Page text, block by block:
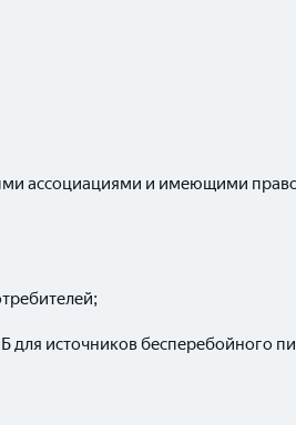
ассоциациями и имеющими
для источников бесперебойного